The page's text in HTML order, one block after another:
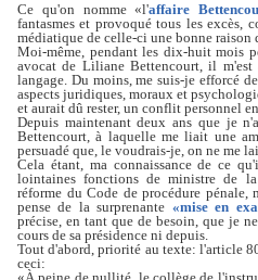
Ce qu'on nomme «l'affaire
fantasmes et provoqué tous les excès,
médiatique de celle-ci une bonne raison
Moi-même, pendant les dix-huit mois
avocat de Liliane Bettencourt, il m'est
langage. Du moins, me suis-je efforcé
aspects juridiques, moraux et
et aurait dû rester, un conflit personnel
Depuis maintenant deux ans que je
Bettencourt, à laquelle me liait une
persuadé que, le voudrais-je, on ne me
Cela étant, ma connaissance de ce
lointaines fonctions de ministre de
réforme du Code de procédure
pense de la surprenante «mise en
précise, en tant que de besoin, que je
cours de sa présidence ni depuis.
Tout d'abord, priorité au texte: l'article
ceci: